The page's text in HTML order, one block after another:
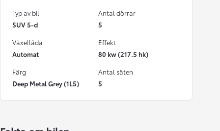
Typ av bil
SUV 5-d
Antal dörrar
5
Växellåda
Automat
Effekt
80 kw (217.5 hk)
Färg
Deep Metal Grey (1L5)
Antal säten
5